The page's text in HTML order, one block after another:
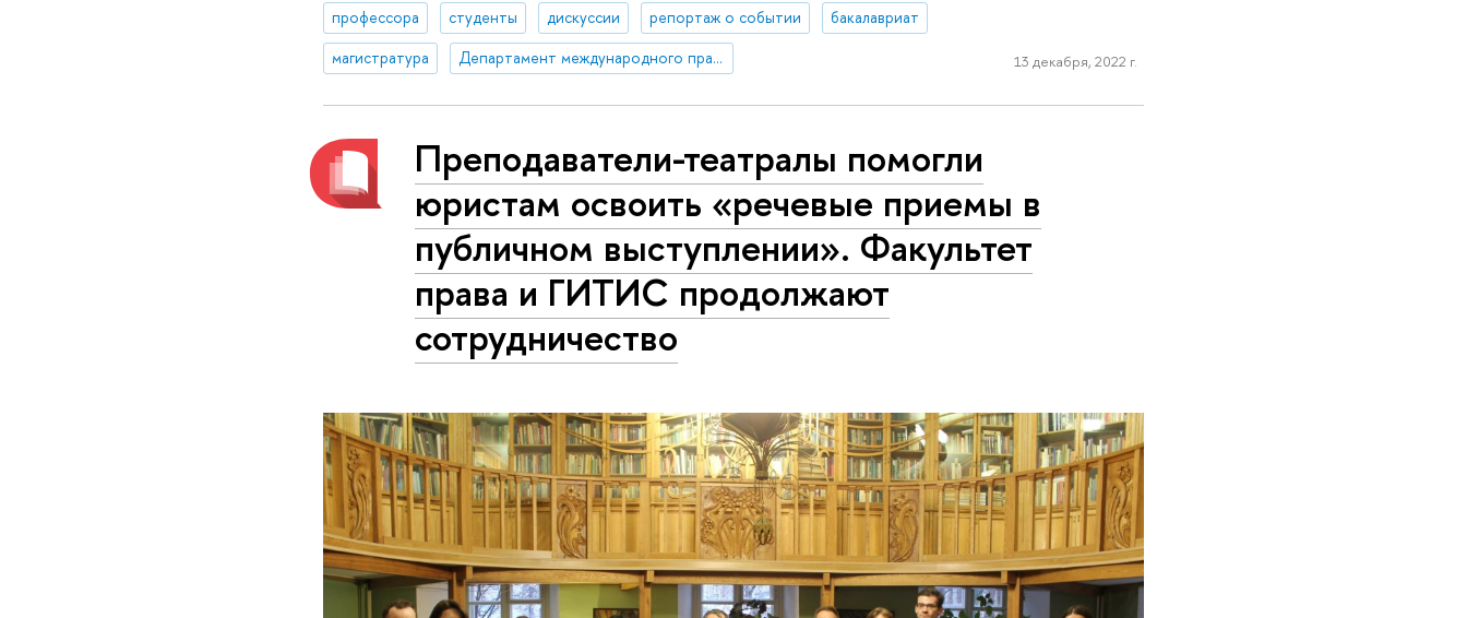
профессора
студенты дискуссии репортаж о событии
бакалавриат
магистратура
Департамент международного права 13 декабря, 2022 г.
Преподаватели-театралы помогли
юристам освоить «речевые приемы в
публичном выступлении». Факультет
права и ГИТИС продолжают
сотрудничество